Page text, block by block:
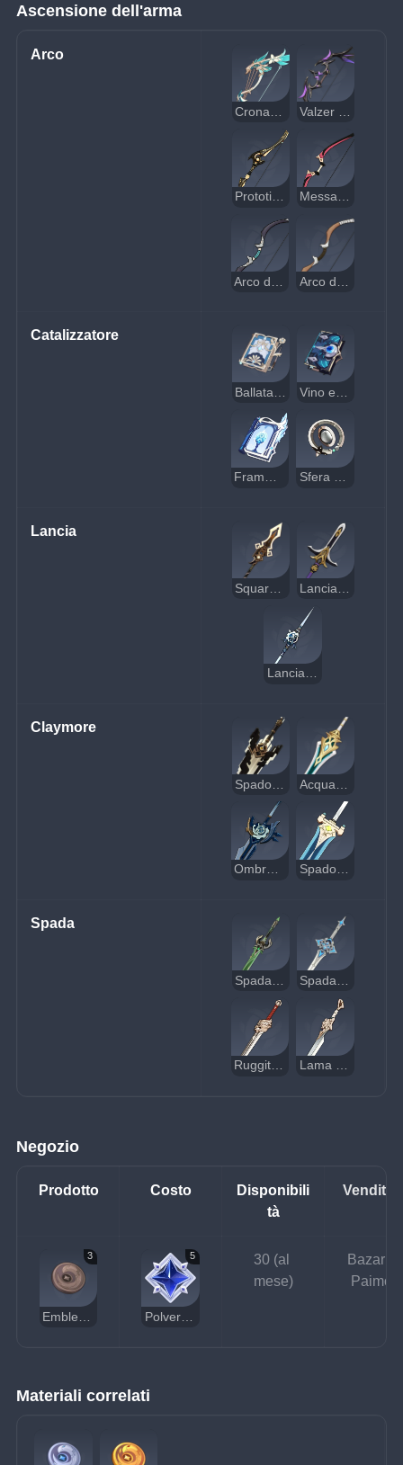
Ascensione dell'arma
Arco
Prototipo di mezzaluna Messaggero
Catalizzatore
Frammenti sacrificali Sfera smeraldina
Lancia
Squarciavortice
Lancia di mezzaluna
Claymore
Ombracandida Spadone del Cavalcacieli
Spada
Ruggito del leone Lama affilata
Negozio
Prodotto Costo
Disponibili
tà
3 5
Polvere stellare senza padrone
30 (al
mese)
Bazar
Paimon
Materiali correlati